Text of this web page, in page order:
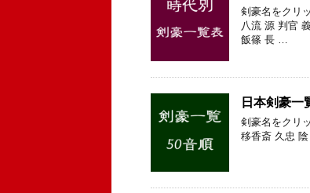
剣豪名をクリ
八流 源 判官
飯篠 長 …
日本剣豪一
剣豪名をクリ
移香斎 久忠